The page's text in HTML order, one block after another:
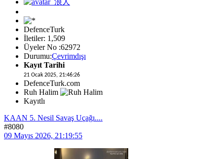
DefenceTurk
İletiler: 1,509
Üyeler No :62972
Durumu:Çevrimdışı
Kayıt Tarihi
21 Ocak 2025, 21:46:26
DefenceTurk.com
Ruh Halim
Kayıtlı
KAAN 5. Nesil Savaş Uçağı....
#8080
09 Mayıs 2026, 21:19:55